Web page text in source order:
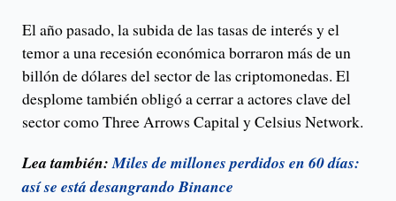
El año pasado, la subida de las tasas de interés y el
temor a una recesión económica borraron más de un
billón de dólares del sector de las criptomonedas. El
desplome también obligó a cerrar a actores clave del
sector como Three Arrows Capital y Celsius Network.
Lea también:Miles de millones perdidos en 60 días:
así se está desangrando Binance